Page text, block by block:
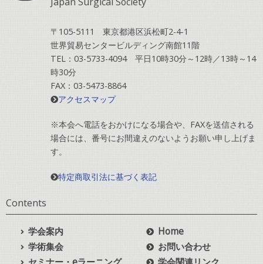
〒105-5111 東京都港区浜松町2-4-1
世界貿易センタービルディング南館11階
TEL：03-5733-4094 平日10時30分～12時／13時～14
時30分
FAX：03-5473-8864
アクセスマップ
※本会へ電話をおかけになる場合や、FAXを送信される
場合には、番号にお間違えのないようお願い申し上げま
す。
特定商取引法に基づく表記
Contents
学会案内
学術集会
Home
お問い合わせ